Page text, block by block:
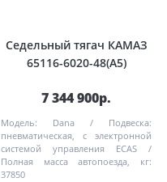
Седельный тягач КАМАЗ
65116-6020-48(A5)
7 344 900р.
Модель: Dana
Подвеска:
пневматическая, с электронной
системой управления ECAS
Полная масса автопоезда, кг:
37850